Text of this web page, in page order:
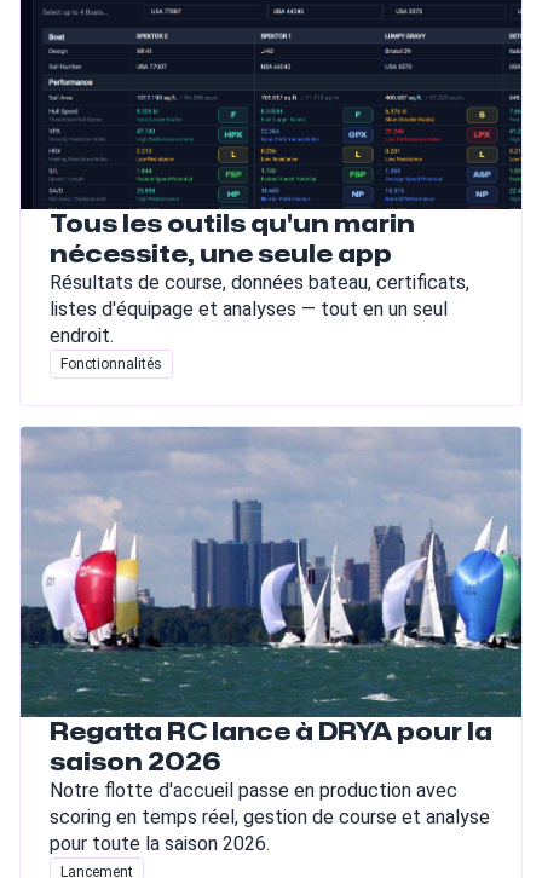
Tous les outils qu'un marin
nécessite, une seule app
Résultats de course, données bateau, certificats,
listes d'équipage et analyses — tout en un seul
endroit.
Fonctionnalités
Regatta RC lance à DRYA pour la
saison 2026
Notre flotte d'accueil passe en production avec
scoring en temps réel, gestion de course et analyse
pour toute la saison 2026.
Lancement